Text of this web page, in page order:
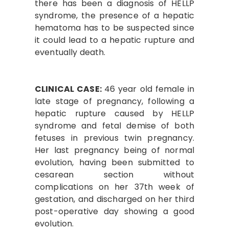
there has been a diagnosis of HELLP
syndrome, the presence of a hepatic
hematoma has to be suspected since
it could lead to a hepatic rupture and
eventually death.
CLINICAL CASE: 46 year old female in
late stage of pregnancy, following a
hepatic rupture caused by HELLP
syndrome and fetal demise of both
fetuses in previous twin pregnancy.
Her last pregnancy being of normal
evolution, having been submitted to
cesarean section without
complications on her 37th week of
gestation, and discharged on her third
post-operative day showing a good
evolution.